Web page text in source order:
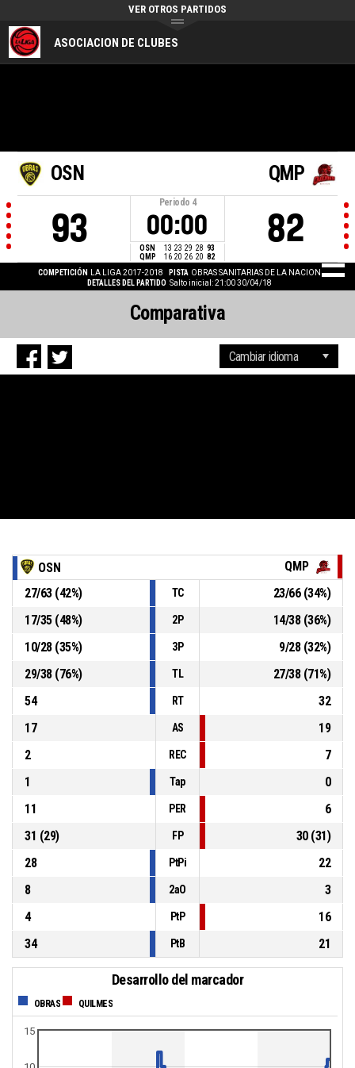
ASOCIACION DE CLUBES
VER OTROS PARTIDOS
OSN
93
Periodo 4
00:00
OSN 13 23 29 28 93
QMP
16 20 26 20 82
QMP
82
COMPETICIÓN LA LIGA 2017-2018 PISTA OBRAS SANITARIAS DE LA NACION
DETALLES DEL PARTIDO Salto inicial: 21:00 30/04/18
Comparativa
OSN
QMP
27/63(42%) TC 23/66(34%)
17/35(48%) 2P 14/38(36%)
10/28(35%) 3P 9/28(32%)
29/38(76%) TL 27/38(71%)
54
RT
32
17
AS
19
2
REC
7
1
Tap
0
11
PER
6
31 (29) FP 30(31)
28
PtPi
22
8
2aO
3
4
PtP
16
34
PtB 21
Desarrollo del marcador
OBRAS QUILMES
15